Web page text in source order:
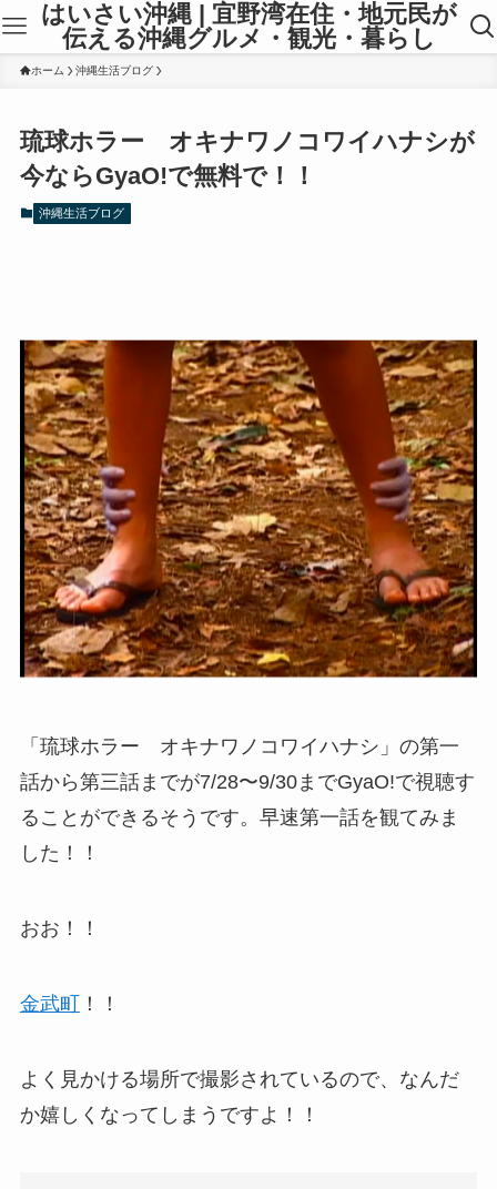
はいさい沖縄 | 宜野湾在住・地元民が
伝える沖縄グルメ・観光・暮らし
ホーム 沖縄生活ブログ
琉球ホラー オキナワノコワイハナシが
今ならGyaO!で無料で！！
沖縄生活ブログ
「琉球ホラー オキナワノコワイハナシ」の第一
話から第三話までが7/28〜9/30までGyaO!で視聴す
ることができるそうです。早速第一話を観てみま
した！！
おお！！
金武町 ！！
よく見かける場所で撮影されているので、なんだ
か嬉しくなってしまうですよ！！